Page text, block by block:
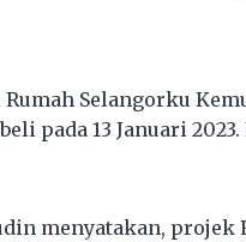
Selangorku
pada 13 Januari 2023.
menyatakan, projek